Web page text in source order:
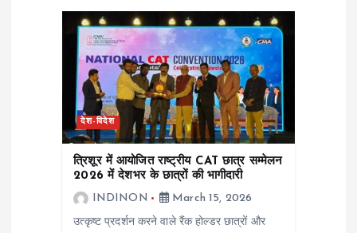
देश-विदेश
त्रिशूर में आयोजित राष्ट्रीय CAT छात्र सम्मेलन
2026 में देशभर के छात्रों की भागीदारी
INDINON
March 15, 2026
उत्कृष्ट प्रदर्शन करने वाले रैंक होल्डर छात्रों और